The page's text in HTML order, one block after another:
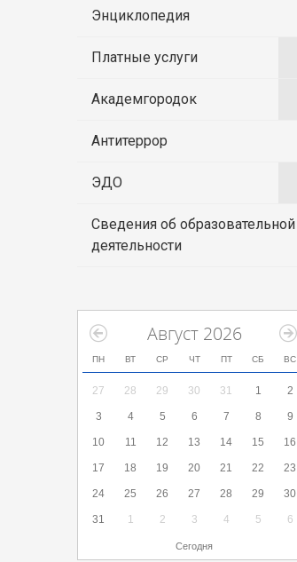
Энциклопедия
Платные услуги
Академгородок
Антитеррор
ЭДО
Сведения об образовательной
деятельности
Август 2026
ПН ВТ СР ЧТ ПТ СБ ВС
27 28 29 30 31 1 2
3 4 5 6 7 8 9
10 11 12 13 14 15 16
17 18 19 20 21 22 23
24 25 26 27 28 29 30
31 1 2 3 4 5 6
Сегодня